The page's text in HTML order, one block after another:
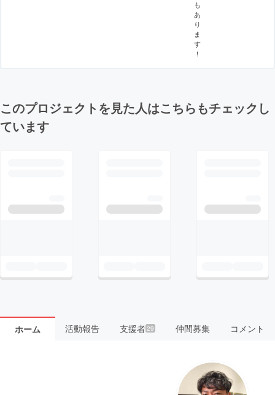
も
あ
り
ま
す
！
このプロジェクトを見た人はこちらもチェックし
ています
ホーム 活動報告 支援者29 仲間募集 コメント